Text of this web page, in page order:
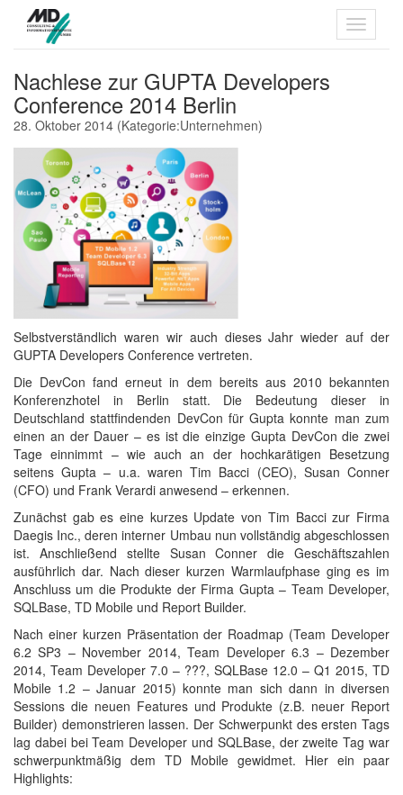
Nachlese zur GUPTA Developers
Conference 2014 Berlin
28. Oktober 2014 (Kategorie:Unternehmen)
Selbstverständlich waren wir auch dieses Jahr wieder auf der
GUPTA Developers Conference vertreten.
Die DevCon fand erneut in dem bereits aus 2010 bekannten
Konferenzhotel in Berlin statt. Die Bedeutung dieser in
Deutschland stattfindenden DevCon für Gupta konnte man zum
einen an der Dauer – es ist die einzige Gupta DevCon die zwei
Tage einnimmt – wie auch an der hochkarätigen Besetzung
seitens Gupta – u.a. waren Tim Bacci (CEO), Susan Conner
(CFO) und Frank Verardi anwesend – erkennen.
Zunächst gab es eine kurzes Update von Tim Bacci zur Firma
Daegis Inc., deren interner Umbau nun vollständig abgeschlossen
ist. Anschließend stellte Susan Conner die Geschäftszahlen
ausführlich dar. Nach dieser kurzen Warmlaufphase ging es im
Anschluss um die Produkte der Firma Gupta – Team Developer,
SQLBase, TD Mobile und Report Builder.
Nach einer kurzen Präsentation der Roadmap (Team Developer
6.2 SP3 – November 2014, Team Developer 6.3 – Dezember
2014, Team Developer 7.0 – ???, SQLBase 12.0 – Q1 2015, TD
Mobile 1.2 – Januar 2015) konnte man sich dann in diversen
Sessions die neuen Features und Produkte (z.B. neuer Report
Builder) demonstrieren lassen. Der Schwerpunkt des ersten Tags
lag dabei bei Team Developer und SQLBase, der zweite Tag war
schwerpunktmäßig dem TD Mobile gewidmet. Hier ein paar
Highlights: